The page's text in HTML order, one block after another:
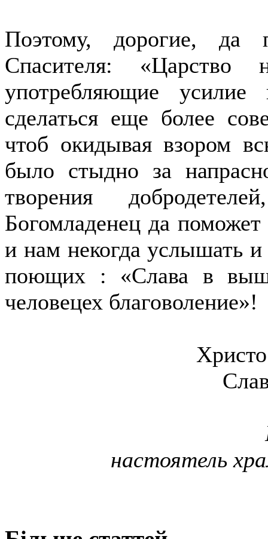
Поэтому, дорогие, да
Спасителя: «Царство
употребляющие
сделаться еще более
чтоб окидывая взором
было стыдно за
творения
Богомладенец да
и нам некогда услышать
поющих : «Слава в
человецех благоволение»!
настоятель